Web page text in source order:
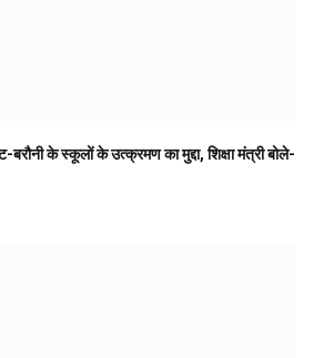
बरौनी के स्कूलों के उत्क्रमण का मुद्दा, शिक्षा मंत्री बोले-